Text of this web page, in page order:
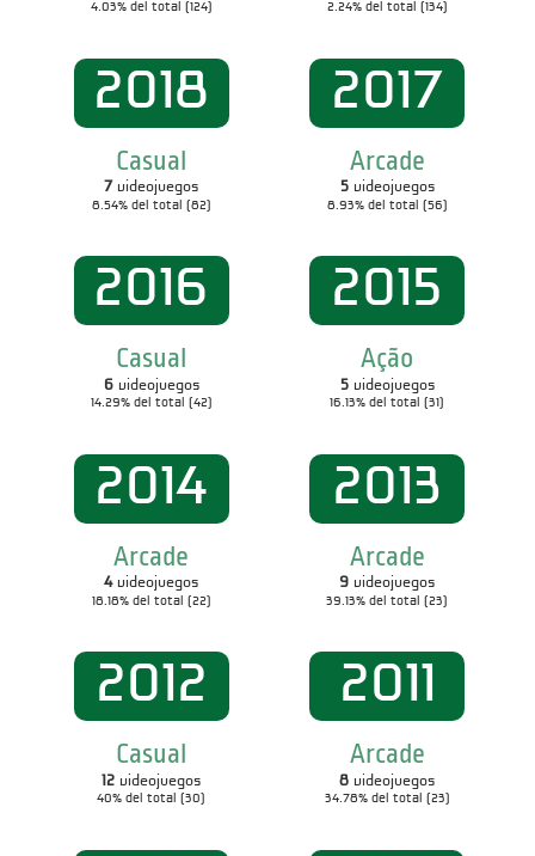
4.03% del total (124) 2.24% del total (134)
2018
Casual
7 videojuegos
8.54% del total (82)
2017
Arcade
5videojuegos
8.93% del total (56)
2016
Casual
6videojuegos
14.29% del total (42)
2015
Ação
5videojuegos
16.13% del total (31)
2014
Arcade
4videojuegos
18.18% del total (22)
2013
Arcade
9 videojuegos
39.13% del total (23)
2012
Casual
12 videojuegos
40% del total (30)
2011
Arcade
8 videojuegos
34.78% del total (23)